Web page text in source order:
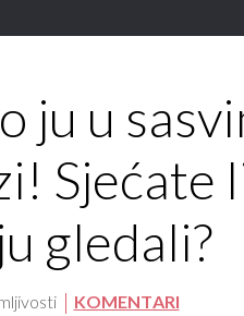
ju u
Sjećate
gledali?
KOMENTARI